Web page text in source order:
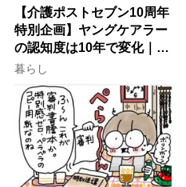
【介護ポストセブン10周年
特別企画】ヤングケアラー
の認知度は10年で変化｜流
行語大賞にノミネート、法
律にも明記されたが果たし
て現在は？
暮らし